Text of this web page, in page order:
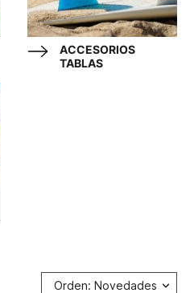
ACCESORIOS
TABLAS
Orden: Novedades